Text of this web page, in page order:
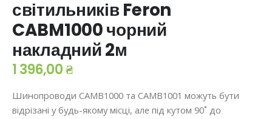
зображень
світильників Feron
CABM1000 чорний
накладний 2м
1 396,00 ₴
Шинопроводи CAMB1000 та CAMB1001 можуть бути
відрізані у будь-якому місці, але під кутом 90˚ до